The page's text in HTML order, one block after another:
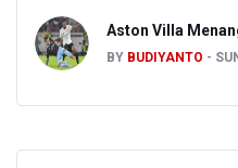
Aston Villa
BY BUDIYANTO